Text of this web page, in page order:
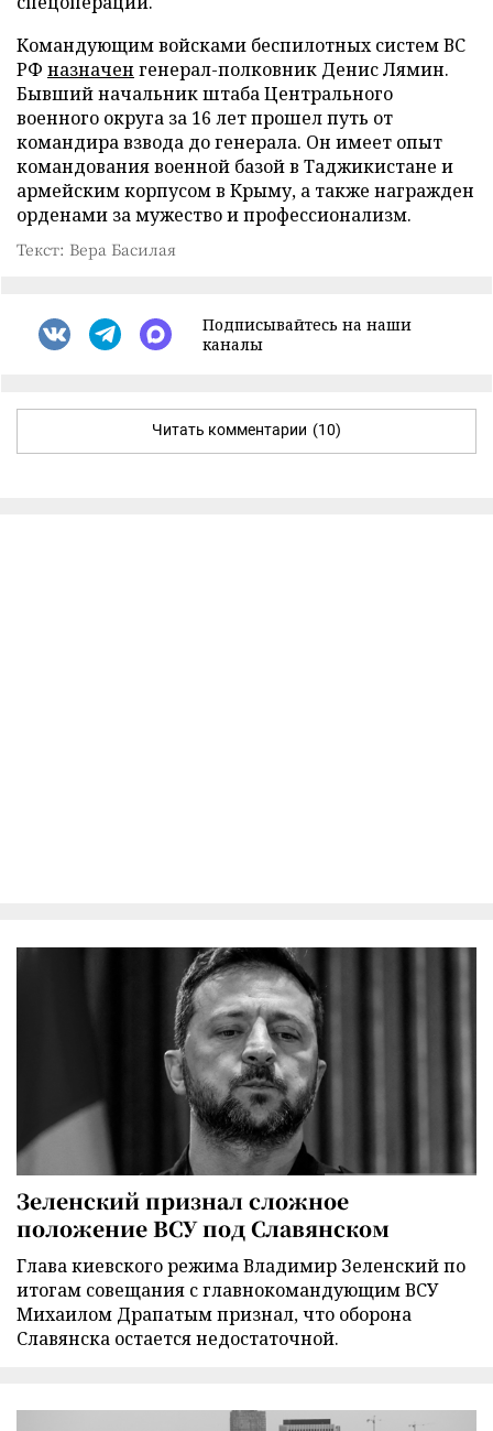
Командующим войсками беспилотных систем ВС
РФ назначен генерал-полковник Денис Лямин.
Бывший начальник штаба Центрального
военного округа за 16 лет прошел путь от
командира взвода до генерала. Он имеет опыт
командования военной базой в Таджикистане и
армейским корпусом в Крыму, а также награжден
орденами за мужество и профессионализм.
Текст: Вера Басилая
Подписывайтесь на наши
каналы
Читать комментарии (10)
Зеленский признал сложное
положение ВСУ под Славянском
Глава киевского режима Владимир Зеленский по
итогам совещания с главнокомандующим ВСУ
Михаилом Драпатым признал, что оборона
Славянска остается недостаточной.